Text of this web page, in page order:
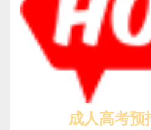
成人高考预